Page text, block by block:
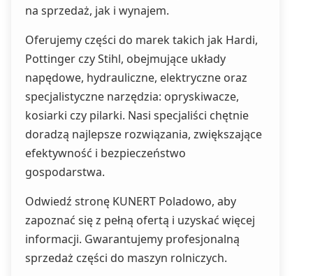
na sprzedaż, jak i wynajem.
Oferujemy części do marek takich jak Hardi,
Pottinger czy Stihl, obejmujące układy
napędowe, hydrauliczne, elektryczne oraz
specjalistyczne narzędzia: opryskiwacze,
kosiarki czy pilarki. Nasi specjaliści chętnie
doradzą najlepsze rozwiązania, zwiększające
efektywność i bezpieczeństwo
gospodarstwa.
Odwiedź stronę KUNERT Poladowo, aby
zapoznać się z pełną ofertą i uzyskać więcej
informacji. Gwarantujemy profesjonalną
sprzedaż części do maszyn rolniczych.